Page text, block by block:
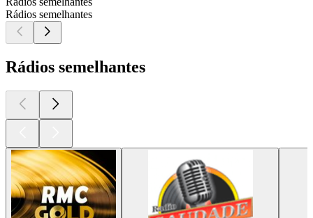
Rádios semelhantes
Rádios semelhantes